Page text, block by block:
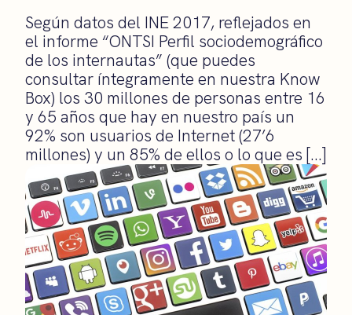
Contacto
Según datos del INE 2017, reflejados en
el informe “ONTSI Perfil sociodemográfico
de los internautas” (que puedes
consultar íntegramente en nuestra Know
Box) los 30 millones de personas entre 16
y 65 años que hay en nuestro país un
92% son usuarios de Internet (27’6
millones) y un 85% de ellos o lo que es […]